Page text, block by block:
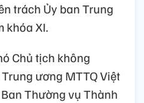
trách Ủy ban Trung
khóa XI.
Chủ tịch không
ương MTTQ Việt
Thường vụ Thành